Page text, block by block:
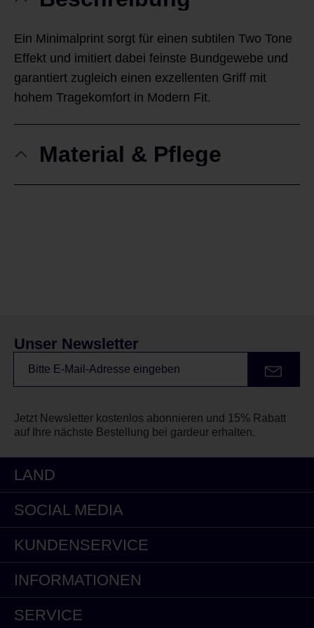
Ein Minimalprint sorgt für einen subtilen Two Tone
Effekt und imitiert dabei feinste Bundgewebe und
garantiert zugleich einen exzellenten Griff mit
hohem Tragekomfort in Modern Fit.
Material & Pflege
Unser Newsletter
Jetzt Newsletter kostenlos abonnieren und 15% Rabatt
auf Ihre nächste Bestellung bei gardeur erhalten.
LAND
SOCIAL MEDIA
KUNDENSERVICE
INFORMATIONEN
SERVICE